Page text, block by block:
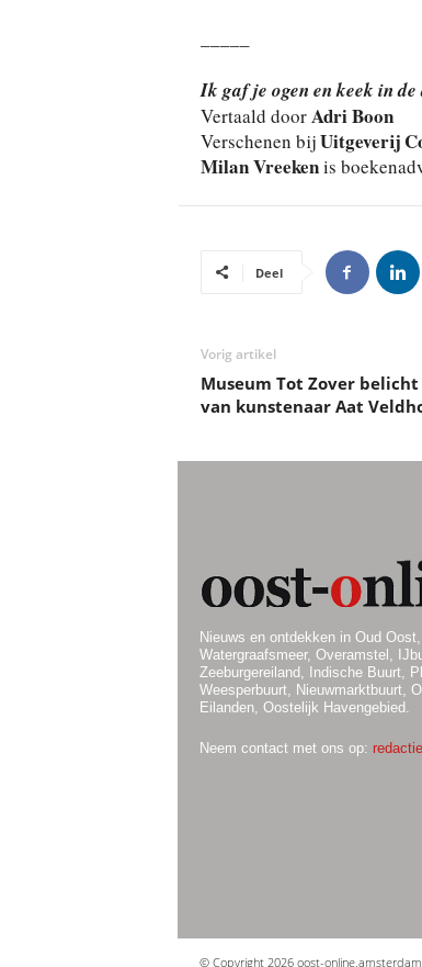
Ik gaf je ogen en keek in
Vertaald doorAdri Boon
Verschenen bijUitgeverij
Milan Vreekenis
Deel
Vorig artikel
Museum Tot Zover
van kunstenaar Aat
Nieuws en ontdekken in Oud Oost,
Watergraafsmeer, Overamstel,
Zeeburgereiland, Indische Buurt,
Weesperbuurt, Nieuwmarktbuurt,
Eilanden, Oostelijk Havengebied.
Neem contact met ons op:
© Copyright 2026 oost-online.amsterdam